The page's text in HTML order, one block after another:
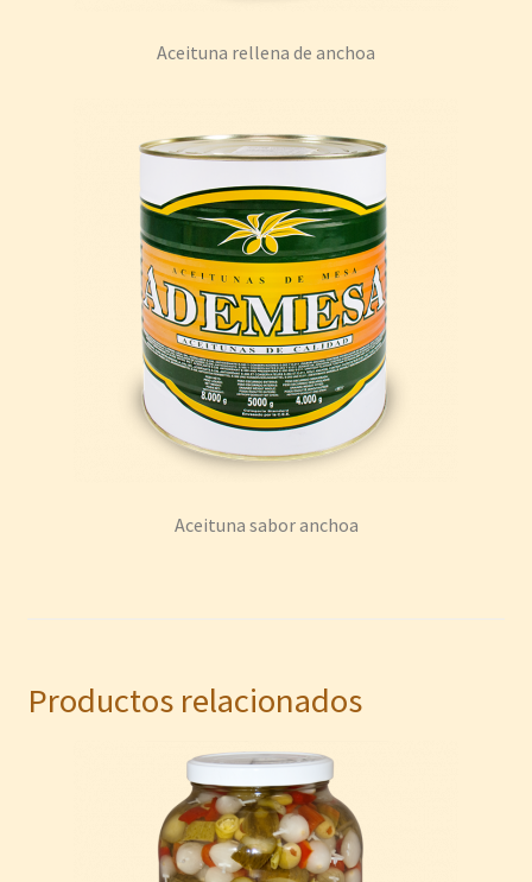
Aceituna rellena de anchoa
Aceituna sabor anchoa
Productos relacionados